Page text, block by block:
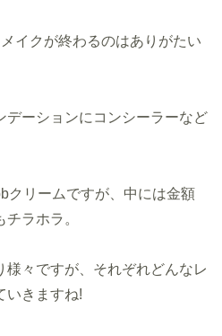
イクが終わるのはありがたい
デーションにコンシーラーなど
クリームですが、中には金額
ラホラ。
様々ですが、それぞれどんなレ
いきますね!